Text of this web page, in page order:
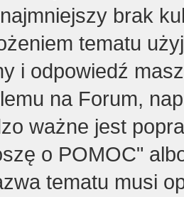
brak
tematu
i odpowiedź
na Forum,
ważne jest
o POMOC"
tematu musi